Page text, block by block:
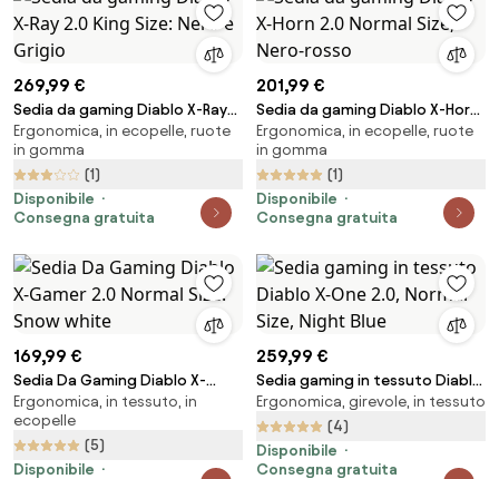
269,99 €
Sedia da gaming Diablo X-Ray
2.0 King Size: Nero e Grigio
Ergonomica, in ecopelle, ruote
in gomma
(1)
Disponibile
Consegna gratuita
201,99 €
Sedia da gaming Diablo X-Horn
2.0 Normal Size, Nero-rosso
Ergonomica, in ecopelle, ruote
in gomma
(1)
Disponibile
Consegna gratuita
169,99 €
Sedia Da Gaming Diablo X-
Gamer 2.0 Normal Size: Snow
white
Ergonomica, in tessuto, in
ecopelle
(5)
Disponibile
259,99 €
Sedia gaming in tessuto Diablo
X-One 2.0, Normal Size, Night
Blue
Ergonomica, girevole, in tessuto
(4)
Disponibile
Consegna gratuita